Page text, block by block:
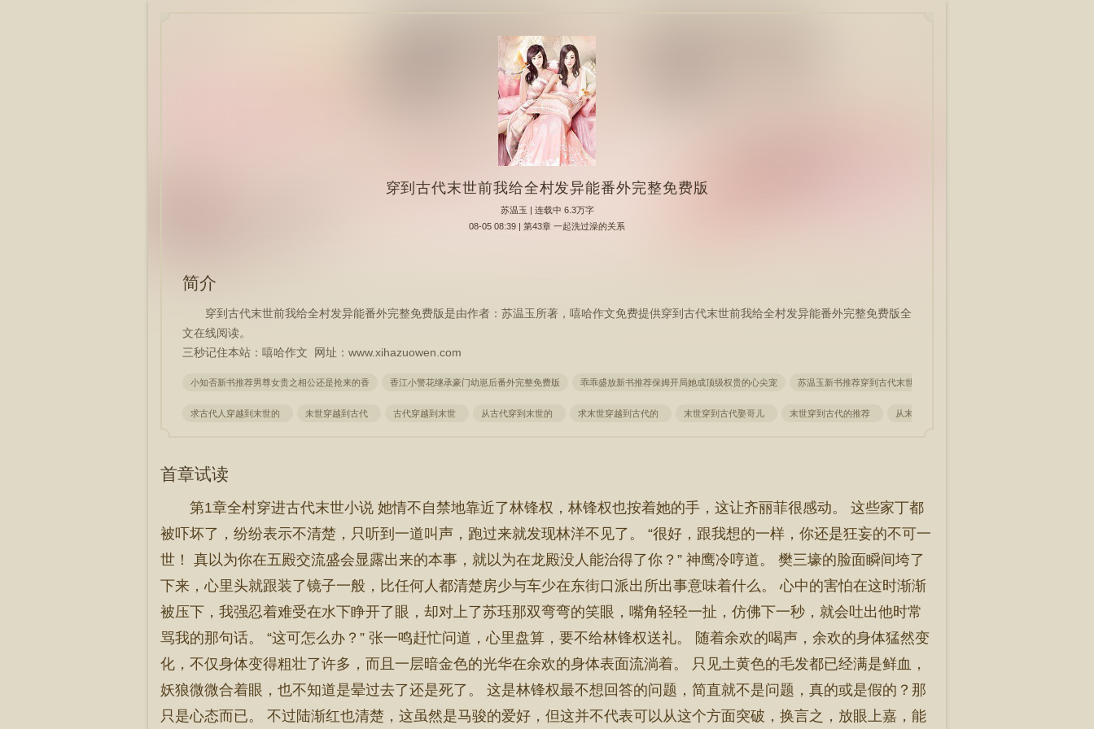
穿到古代末世前我给全村发异能番外完整免费版
苏温玉 | 连载中 6.3万字
08-05 08:39 | 第43章 一起洗过澡的关系
简介
穿到古代末世前我给全村发异能番外完整免费版是由作者：苏温玉所著，嘻哈作文免费提供穿到古代末世前我给全村发异能番外完整免费版全
文在线阅读。
三秒记住本站：嘻哈作文 网址：www.xihazuowen.com
小知否新书推荐男尊女贵之相公还是抢来的香 香江小警花继承豪门幼崽后番外完整免费版 乖乖盛放新书推荐保姆开局她成顶级权贵的心尖宠 苏温玉新书推荐穿到古代末世前我给全村发异能
求古代人穿越到末世的 未世穿越到古代 古代穿越到末世 从古代穿到末世的 求末世穿越到古代的 末世穿到古代娶哥儿 末世穿到古代的推荐 从末世穿到古代后
首章试读
第1章全村穿进古代末世小说 她情不自禁地靠近了林锋权，林锋权也按着她的手，这让齐丽菲很感动。 这些家丁都
被吓坏了，纷纷表示不清楚，只听到一道叫声，跑过来就发现林洋不见了。 “很好，跟我想的一样，你还是狂妄的不可一
世！ 真以为你在五殿交流盛会显露出来的本事，就以为在龙殿没人能治得了你？” 神鹰冷哼道。 樊三壕的脸面瞬间垮了
下来，心里头就跟装了镜子一般，比任何人都清楚房少与车少在东街口派出所出事意味着什么。 心中的害怕在这时渐渐
被压下，我强忍着难受在水下睁开了眼，却对上了苏珏那双弯弯的笑眼，嘴角轻轻一扯，仿佛下一秒，就会吐出他时常
骂我的那句话。 “这可怎么办？” 张一鸣赶忙问道，心里盘算，要不给林锋权送礼。 随着余欢的喝声，余欢的身体猛然变
化，不仅身体变得粗壮了许多，而且一层暗金色的光华在余欢的身体表面流淌着。 只见土黄色的毛发都已经满是鲜血，
妖狼微微合着眼，也不知道是晕过去了还是死了。 这是林锋权最不想回答的问题，简直就不是问题，真的或是假的？那
只是心态而已。 不过陆渐红也清楚，这虽然是马骏的爱好，但这并不代表可以从这个方面突破，换言之，放眼上嘉，能